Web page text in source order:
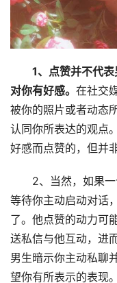
1、点赞并不代表
对你有好感。 在社交
被你的照片或者动态
认同你所表达的观点
好感而点赞的，但并
2、当然，如果一
等待你主动启动对话
了。他点赞的动力可
送私信与他互动，进
男生暗示你主动私聊
望你有所表示的表现。